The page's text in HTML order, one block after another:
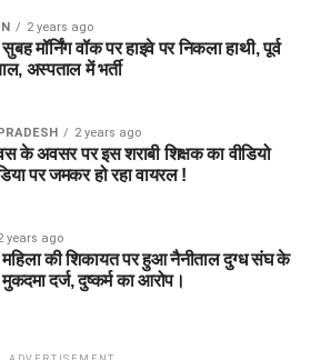
2 years ago
मॉर्निंग वॉक पर हाइवे पर निकला हाथी, पूर्व
अस्पताल में भर्ती
2 years ago
के अवसर पर इस शराबी शिक्षक का वीडियो
पर जमकर हो रहा वायरल !
years ago
की शिकायत पर हुआ नैनीताल दुग्ध संघ के
दर्ज, दुष्कर्म का आरोप।